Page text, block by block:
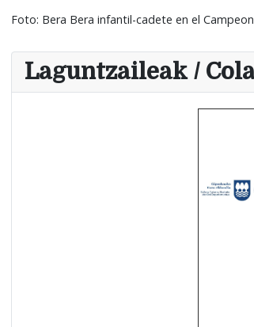
Foto: Bera Bera infantil-cadete en el
Laguntzaileak /